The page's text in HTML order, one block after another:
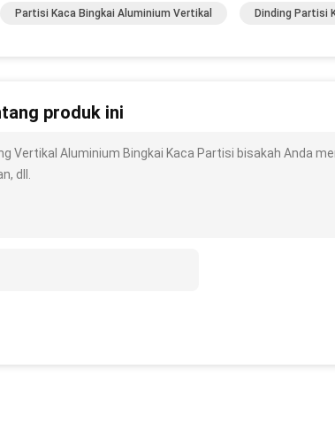
Partisi Kaca Bingkai Aluminium Vertikal Dinding Partisi
produk ini
Vertikal Aluminium Bingkai Kaca Partisi bisakah Anda
dll.